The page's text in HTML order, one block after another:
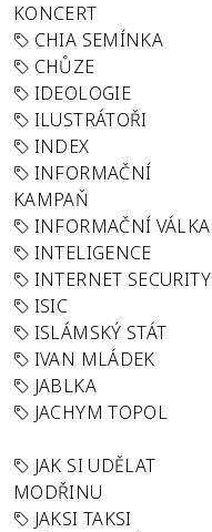
KONCERT
CHIA SEMÍNKA
CHŮZE
IDEOLOGIE
ILUSTRÁTOŘI
INDEX
INFORMAČNÍ
KAMPAŇ
INFORMAČNÍ VÁLKA
INTELIGENCE
INTERNET SECURITY
ISIC
ISLÁMSKÝ STÁT
IVAN MLÁDEK
JABLKA
JACHYM TOPOL
JAK SI UDĚLAT
MODŘINU
JAKSI TAKSI